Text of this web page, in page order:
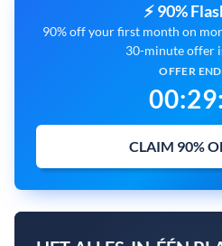
⚡ 90%
90% off your first month on
30-minute offer
OFFER
00:29:
CLAIM 90%